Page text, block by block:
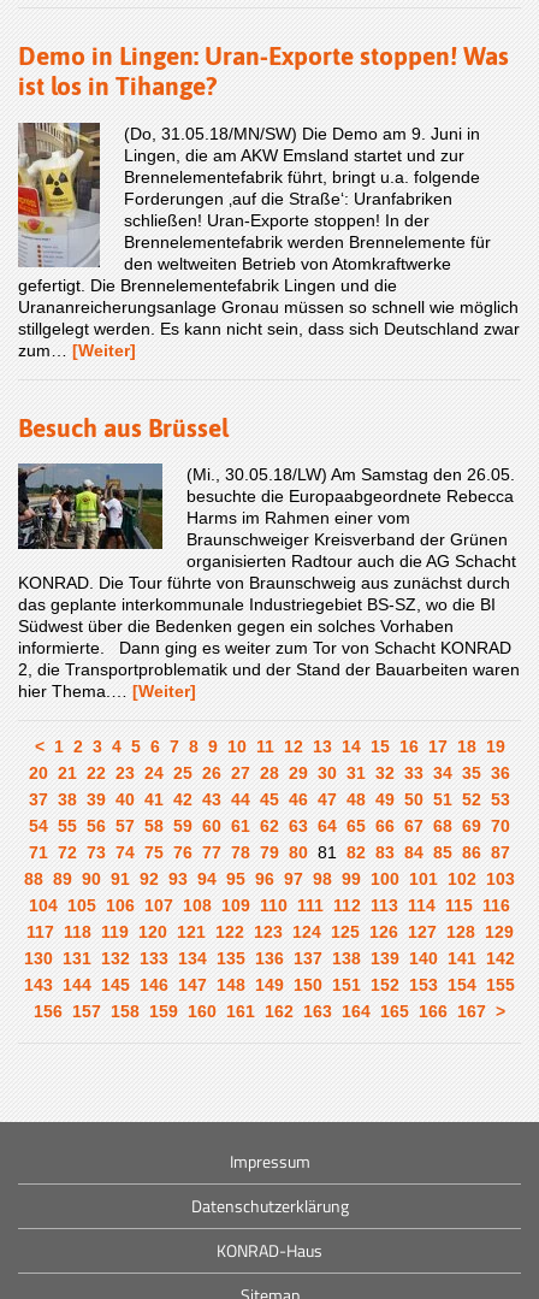
Demo in Lingen: Uran-Exporte stoppen! Was
ist los in Tihange?
(Do, 31.05.18/MN/SW) Die Demo am 9. Juni in
Lingen, die am AKW Emsland startet und zur
Brennelementefabrik führt, bringt u.a. folgende
Forderungen ‚auf die Straße‘: Uranfabriken
schließen! Uran-Exporte stoppen! In der
Brennelementefabrik werden Brennelemente für
den weltweiten Betrieb von Atomkraftwerke
gefertigt. Die Brennelementefabrik Lingen und die
Urananreicherungsanlage Gronau müssen so schnell wie möglich
stillgelegt werden. Es kann nicht sein, dass sich Deutschland zwar
zum… [Weiter]
Besuch aus Brüssel
(Mi., 30.05.18/LW) Am Samstag den 26.05.
besuchte die Europaabgeordnete Rebecca
Harms im Rahmen einer vom
Braunschweiger Kreisverband der Grünen
organisierten Radtour auch die AG Schacht
KONRAD. Die Tour führte von Braunschweig aus zunächst durch
das geplante interkommunale Industriegebiet BS-SZ, wo die BI
Südwest über die Bedenken gegen ein solches Vorhaben
informierte. Dann ging es weiter zum Tor von Schacht KONRAD
2, die Transportproblematik und der Stand der Bauarbeiten waren
hier Thema.… [Weiter]
< 1 2 3 4 5 6 7 8 9 10 11 12 13 14 15 16 17 18 19
20 21 22 23 24 25 26 27 28 29 30 31 32 33 34 35 36
37 38 39 40 41 42 43 44 45 46 47 48 49 50 51 52 53
54 55 56 57 58 59 60 61 62 63 64 65 66 67 68 69 70
71 72 73 74 75 76 77 78 79 80 81 82 83 84 85 86 87
88 89 90 91 92 93 94 95 96 97 98 99 100 101 102 103
104 105 106 107 108 109 110 111 112 113 114 115 116
117 118 119 120 121 122 123 124 125 126 127 128 129
130 131 132 133 134 135 136 137 138 139 140 141 142
143 144 145 146 147 148 149 150 151 152 153 154 155
156 157 158 159 160 161 162 163 164 165 166 167 >
Impressum
Datenschutzerklärung
KONRAD-Haus